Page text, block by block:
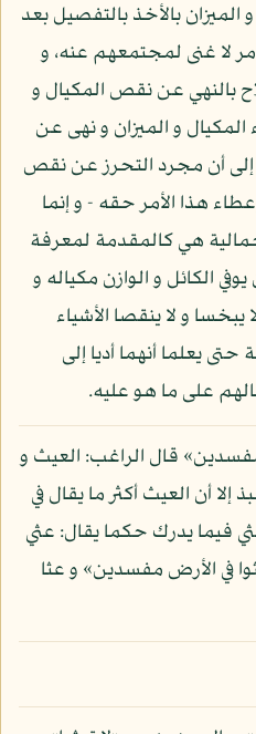
بالأخذ بالتفصيل بعد
لا غنى لمجتمعهم عنه، و
بالنهي عن نقص المكيال و
المكيال و الميزان و نهى عن
أن مجرد التحرز عن نقص
هذا الأمر حقه - و إنما
هي كالمقدمة لمعرفة
الكائل و الوازن مكياله و
و لا ينقصا الأشياء
يعلما أنهما أديا إلى
على ما هو عليه.
مفسدين» قال الراغب: العيث و
أن العيث أكثر ما يقال في
فيما يدرك حكما يقال: عثي
في الأرض مفسدين» و عثا